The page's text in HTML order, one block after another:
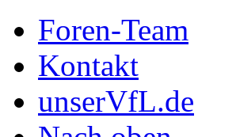
Foren-Team
Kontakt
unserVfL.de